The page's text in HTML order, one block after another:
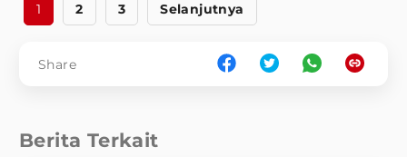
1 2 3 Selanjutnya
Share
Berita Terkait